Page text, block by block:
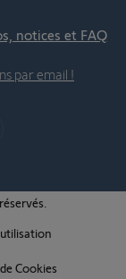
notices et FAQ
par email !
Cookies